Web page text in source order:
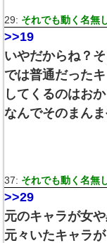
29: それでも動く名無
>>19
いやだからね？
では普通だった
してくるのはお
なんでそのまん
37: それでも動く名無
>>29
元のキャラが女
元々いたキャラ